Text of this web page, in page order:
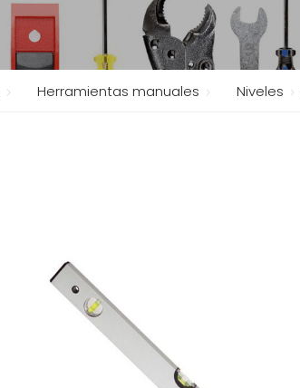
Herramientas manuales Niveles